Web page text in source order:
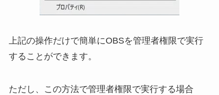
上記の操作だけで簡単にOBSを管理者権限で実行
することができます。
ただし、この方法で管理者権限で実行する場合